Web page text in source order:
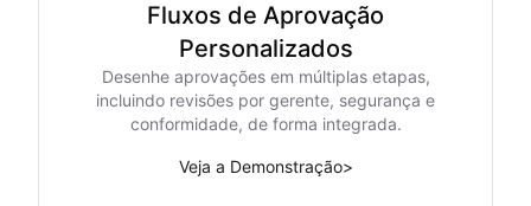
Fluxos de Aprovação
Personalizados
Desenhe aprovações em múltiplas etapas,
incluindo revisões por gerente, segurança e
conformidade, de forma integrada.
Veja a Demonstração>